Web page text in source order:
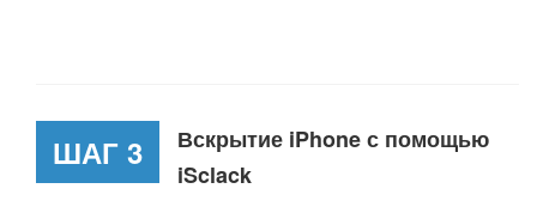
ШАГ 3
Вскрытие iPhone с помощью
iSclack